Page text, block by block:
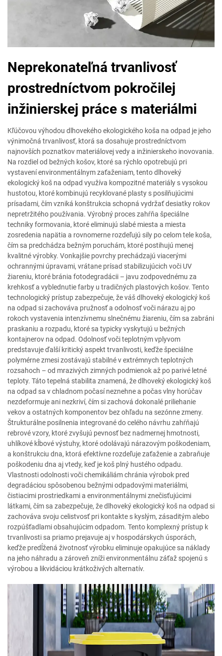
Neprekonateľná trvanlivosť
prostredníctvom pokročilej
inžinierskej práce s materiálmi
Kľúčovou výhodou dlhovekého ekologického koša na odpad je jeho
výnimočná trvanlivosť, ktorá sa dosahuje prostredníctvom
najnovších poznatkov materiálovej vedy a inžinierskeho inovovania.
Na rozdiel od bežných košov, ktoré sa rýchlo opotrebujú pri
vystavení environmentálnym zaťaženiam, tento dlhoveký
ekologický koš na odpad využíva kompozitné materiály s vysokou
hustotou, ktoré kombinujú recyklované plasty s posilňujúcimi
prísadami, čím vzniká konštrukcia schopná vydržať desiatky rokov
nepretržitého používania. Výrobný proces zahŕňa špeciálne
techniky formovania, ktoré eliminujú slabé miesta a miesta
zosredenia napätia a rovnomerne rozdeľujú sily po celom tele koša,
čím sa predchádza bežným poruchám, ktoré postihujú menej
kvalitné výrobky. Vonkajšie povrchy prechádzajú viacerými
ochrannými úpravami, vrátane prísad stabilizujúcich voči UV
žiareniu, ktoré bránia fotodegradácii – javu zodpovednému za
krehkosť a vyblednutie farby u tradičných plastových košov. Tento
technologický prístup zabezpečuje, že váš dlhoveký ekologický koš
na odpad si zachováva pružnosť a odolnosť voči nárazu aj po
rokoch vystavenia intenzívnemu slnečnému žiareniu, čím sa zabráni
praskaniu a rozpadu, ktoré sa typicky vyskytujú u bežných
kontajnerov na odpad. Odolnosť voči teplotným vplyvom
predstavuje ďalší kritický aspekt trvanlivosti, keďže špeciálne
polymérne zmesi zostávajú stabilné v extrémnych teplotných
rozsahoch – od mrazivých zimných podmienok až po parivé letné
teploty. Táto tepelná stabilita znamená, že dlhoveký ekologický koš
na odpad sa v chladnom počasí neznehne a počas vlny horúčav
nezdeformuje ani nezkriví, čím si zachová dokonalé priliehanie
vekov a ostatných komponentov bez ohľadu na sezónne zmeny.
Štrukturálne posilnenia integrované do celého návrhu zahŕňajú
rebrové vzory, ktoré zvyšujú pevnosť bez nadmernej hmotnosti,
uhlíkové kĺbové výstuhy, ktoré odolávajú nárazovým poškodeniam,
a konštrukciu dna, ktorá efektívne rozdeľuje zaťaženie a zabraňuje
poškodeniu dna aj vtedy, keď je koš plný hustého odpadu.
Vlastnosti odolnosti voči chemikáliám chránia výrobok pred
degradáciou spôsobenou bežnými odpadovými materiálmi,
čistiacimi prostriedkami a environmentálnymi znečisťujúcimi
látkami, čím sa zabezpečuje, že dlhoveký ekologický koš na odpad si
zachováva svoju celistvosť pri kontakte s kyslým, zásaditým alebo
rozpúšťadlami obsahujúcim odpadom. Tento komplexný prístup k
trvanlivosti sa priamo prejavuje aj v hospodárskych úsporách,
keďže predĺžená životnosť výrobku eliminuje opakujúce sa náklady
na jeho náhradu a zároveň zníži environmentálnu záťaž spojenú s
výrobou a likvidáciou krátkoživých alternatív.